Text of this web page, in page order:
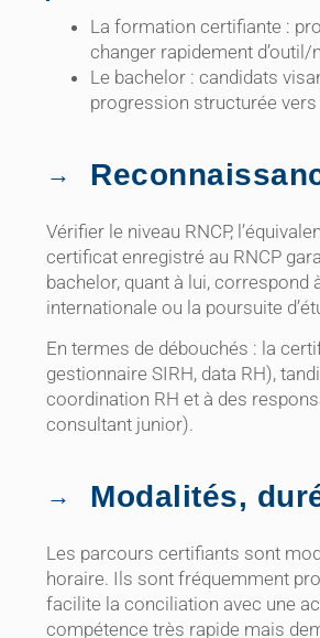
La formation certifiante :
changer rapidement d’outil/
Le bachelor : candidats
progression structurée
Vérifier le niveau RNCP,
certificat enregistré au RNCP
bachelor, quant à lui,
internationale ou la poursuite
En termes de débouchés : la
gestionnaire SIRH, data RH),
coordination RH et à des
consultant junior).
Modalités,
Les parcours certifiants sont
horaire. Ils sont fréquemment
facilite la conciliation avec une
compétence très rapide mais